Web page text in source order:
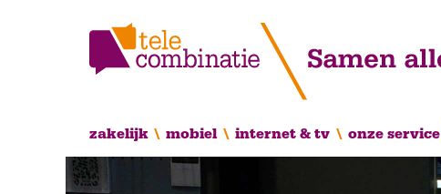
Hoofdnavigatie
zakelijk mobiel internet & tv onze service